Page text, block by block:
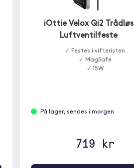
iOttie Velox Qi2 Trådløs
Luftventilfeste
✓ Festes i vifteristen
✓ MagSafe
✓ 15W
På lager, sendes i morgen
719 kr